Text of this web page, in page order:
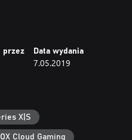
bound together with other
attempt to live up to the
the die-hard, trick-frenzy
with pride, and receive
total Rep, and
przez Data wydania
7.05.2019
X|S
Cloud Gaming